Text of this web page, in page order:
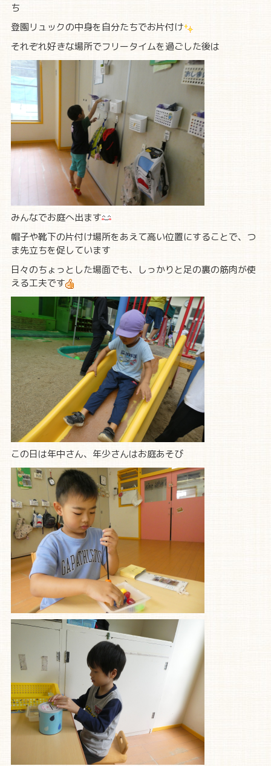
ち
登園リュックの中身を自分たちでお片付け
それぞれ好きな場所でフリータイムを過ごした後は
みんなでお庭へ出ます
帽子や靴下の片付け場所をあえて高い位置にすることで、つ
ま先立ちを促しています
日々のちょっとした場面でも、しっかりと足の裏の筋肉が使
える工夫です
この日は年中さん、年少さんはお庭あそび